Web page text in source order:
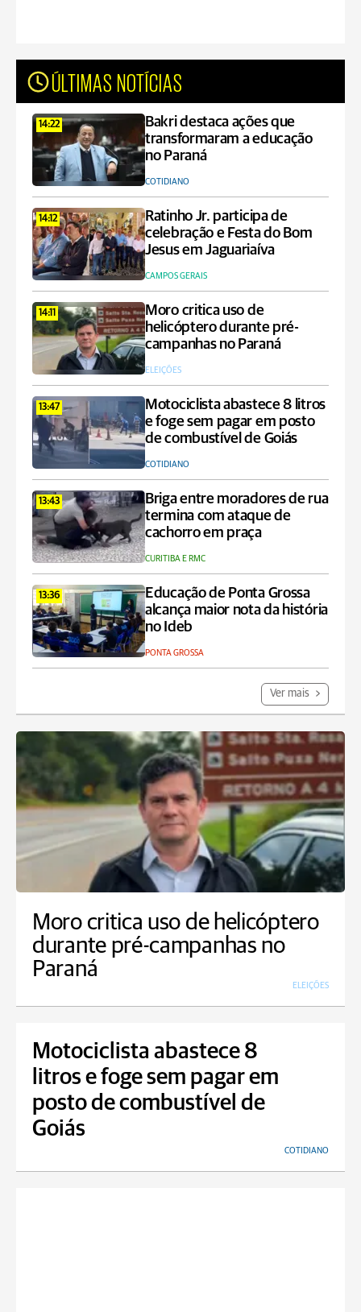
ÚLTIMAS NOTÍCIAS
14:22
Bakri destaca ações que
transformaram a educação
no Paraná
COTIDIANO
14:12
Ratinho Jr. participa de
celebração e Festa do Bom
Jesus em Jaguariaíva
CAMPOS GERAIS
14:11
Moro critica uso de
helicóptero durante pré-
campanhas no Paraná
ELEIÇÕES
13:47
Motociclista abastece 8 litros
e foge sem pagar em posto
de combustível de Goiás
COTIDIANO
13:43
Briga entre moradores de rua
termina com ataque de
cachorro em praça
CURITIBA E RMC
13:36
Educação de Ponta Grossa
alcança maior nota da história
no Ideb
PONTA GROSSA
Ver mais
Moro critica uso de helicóptero
durante pré-campanhas no
Paraná
ELEIÇÕES
Motociclista abastece 8
litros e foge sem pagar em
posto de combustível de
Goiás
COTIDIANO